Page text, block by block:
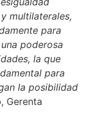
multilaterales,
para
poderosa
la que
para
la posibilidad
, Gerenta